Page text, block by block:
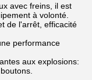
avec freins, il est
à volonté.
de l'arrêt, efficacité
performance
aux explosions: